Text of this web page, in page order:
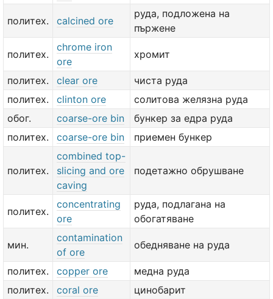
политех. calcined ore
руда, подложена на
пържене
политех.
chrome iron
ore
хромит
политех. clear ore
чиста руда
политех.
clinton ore
солитова желязна руда
обог.
coarse-ore bin
бункер за едра руда
политех.
coarse-ore bin приемен бункер
политех.
combined top-
slicing and ore
caving
подетажно обрушване
политех.
concentrating
ore
руда, подлагана на
обогатяване
мин.
contamination
of ore
обедняване на руда
политех. copper ore
медна руда
политех.
coral ore
цинобарит